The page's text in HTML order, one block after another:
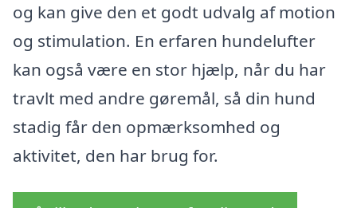
og kan give den et godt udvalg af motion
og stimulation. En erfaren hundelufter
kan også være en stor hjælp, når du har
travlt med andre gøremål, så din hund
stadig får den opmærksomhed og
aktivitet, den har brug for.